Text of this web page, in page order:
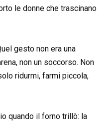
le donne che trascinano
gesto non era una
non un soccorso. Non
ridurmi, farmi piccola,
quando il forno trillò: la